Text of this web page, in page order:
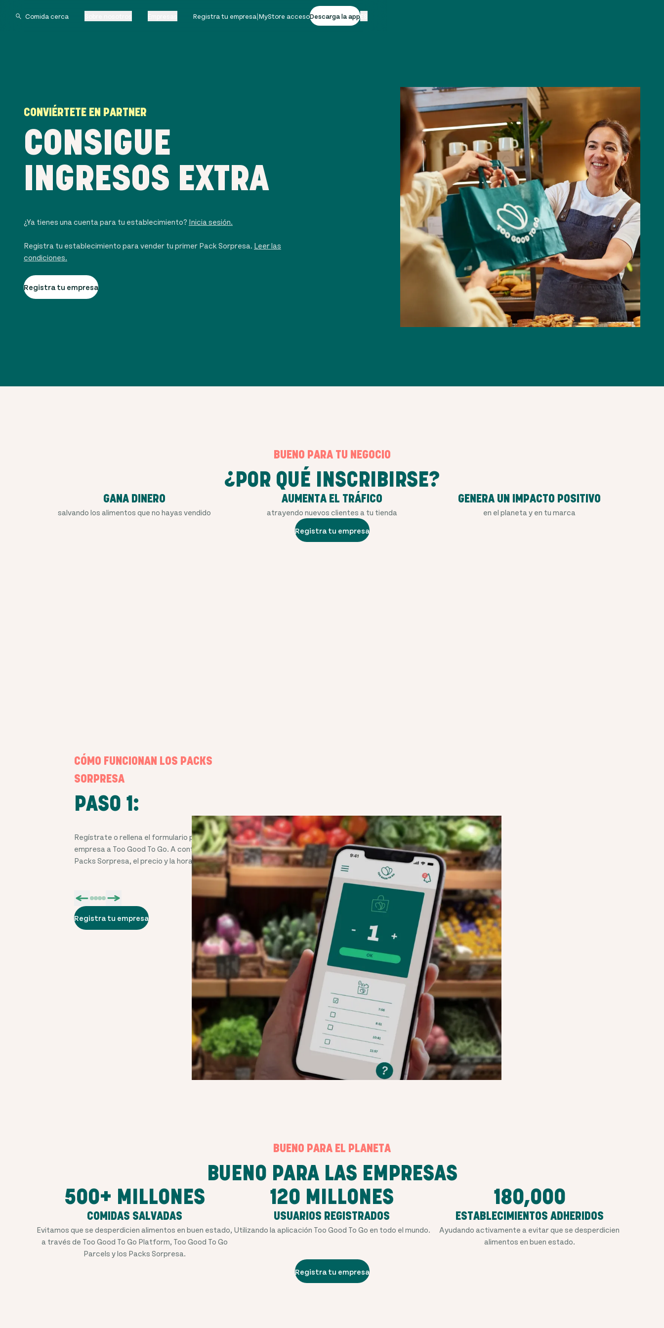
Registra tu empresa|MyStore accesoDescarga la app
CONVIÉRTETE EN PARTNER
CONSIGUE
INGRESOS EXTRA
¿Ya tienes una cuenta para tu establecimiento? Inicia sesión.
Registra tu establecimiento para vender tu primer Pack Sorpresa. Leer las
condiciones.
Registra tu empresa
BUENO PARA TU NEGOCIO
¿POR QUÉ INSCRIBIRSE?
GANA DINERO
salvando los alimentos que no hayas vendido
AUMENTA EL TRÁFICO
atrayendo nuevos clientes a tu tienda
GENERA UN IMPACTO POSITIVO
en el planeta y en tu marca
Registra tu empresa
CÓMO FUNCIONAN LOS PACKS
SORPRESA
PASO 1:
Regístrate o rellena el formulario para sumar tu
empresa a Too Good To Go. A continuación, añade
Packs Sorpresa, el precio y la hora de recogida.
Los usuarios abren la app , ven el perfil de tu tienda en
el mapa y reservan tu Pack Sorpresa para recogerlo.
Registra tu empresa
BUENO PARA EL PLANETA
BUENO PARA LAS EMPRESAS
500+ MILLONES
COMIDAS SALVADAS
Evitamos que se desperdicien alimentos en buen estado,
a través de Too Good To Go Platform, Too Good To Go
Parcels y los Packs Sorpresa.
120 MILLONES
USUARIOS REGISTRADOS
Utilizando la aplicación Too Good To Go en todo el mundo.
180,000
ESTABLECIMIENTOS ADHERIDOS
Ayudando activamente a evitar que se desperdicien
alimentos en buen estado.
Registra tu empresa